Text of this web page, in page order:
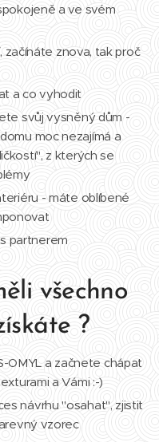
a ve svém
začínáte znova, tak proč
a co vyhodit
svůj vysněný dům -
moc nezajímá a
z kterých se
- máte oblíbené
partnerem
všechno
?
OMYL a začnete chápat
a Vámi :-)
návrhu "osahat", zjistit
vzorec